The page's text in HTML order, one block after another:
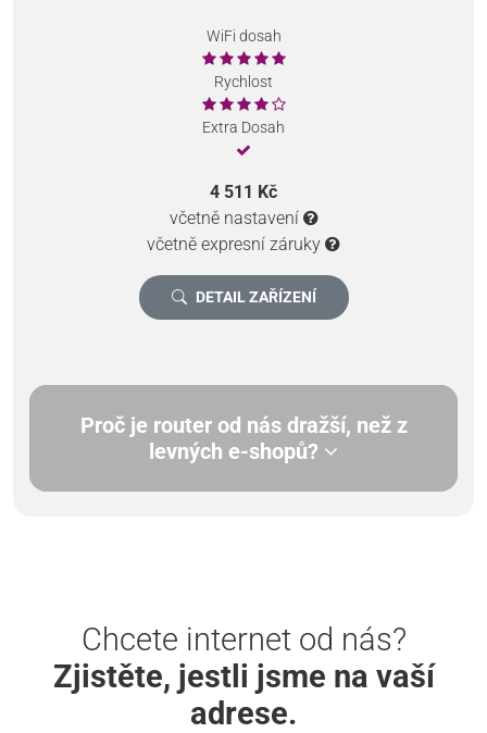
WiFi dosah
Rychlost
Extra Dosah
4 511 Kč
včetně nastavení
včetně expresní záruky
DETAIL ZAŘÍZENÍ
Proč je router od nás dražší, než z
levných e-shopů?
Chcete internet od nás?
Zjistěte, jestli jsme na vaší
adrese.